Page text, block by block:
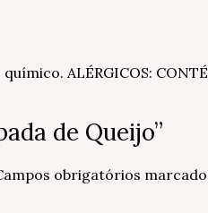
ALÉRGICOS:
de Queijo”
obrigatórios